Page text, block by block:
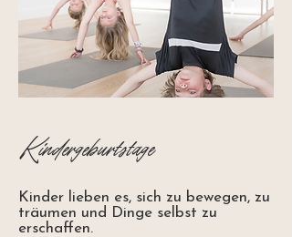
Kindergeburtstage
Kinder lieben es, sich zu bewegen, zu
träumen und Dinge selbst zu
erschaffen.